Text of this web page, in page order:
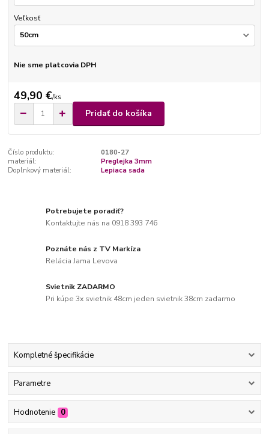
Veľkosť
Nie sme platcovia DPH
49,90 €/ks
Pridať do košíka
Číslo produktu:
0180-27
materiál:
Preglejka 3mm
Doplnkový materiál:
Lepiaca sada
Potrebujete poradiť?
Kontaktujte nás na 0918 393 746
Poznáte nás z TV Markíza
Relácia Jama Levova
Svietnik ZADARMO
Pri kúpe 3x svietnik 48cm jeden svietnik 38cm zadarmo
Kompletné špecifikácie
Parametre
Hodnotenie 0